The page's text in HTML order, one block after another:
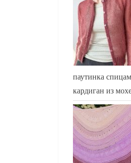
паутинка
кардиган из